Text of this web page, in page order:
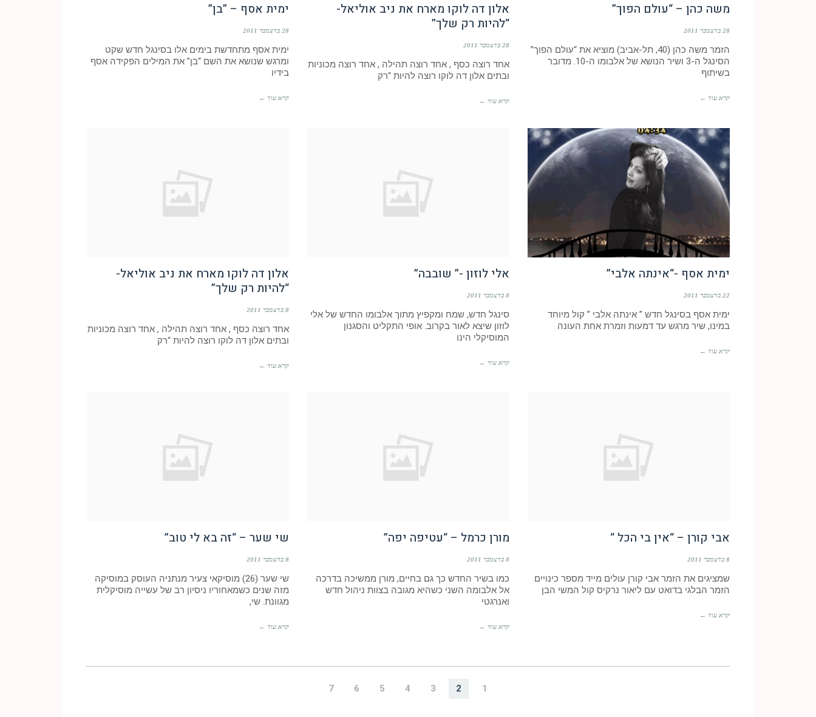
משה כהן – “עולם הפוך”
28 בדצמבר 2011
הזמר משה כהן (40, תל-אביב) מוציא את “עולם הפוך”
הסינגל ה-3 ושיר הנושא של אלבומו ה-10. מדובר
בשיתוף
קרא עוד ←
אלון דה לוקו מארח את ניב אוליאל-
“להיות רק שלך”
28 בדצמבר 2011
אחד רוצה כסף , אחד רוצה תהילה , אחד רוצה מכוניות
ובתים אלון דה לוקו רוצה להיות “רק
קרא עוד ←
ימית אסף – ”בן”
28 בדצמבר 2011
ימית אסף מתחדשת בימים אלו בסינגל חדש שקט
ומרגש שנושא את השם “בן” את המילים הפקידה אסף
בידיו
קרא עוד ←
ימית אסף -“אינתה אלבי”
22 בדצמבר 2011
ימית אסף בסינגל חדש ” אינתה אלבי ” קול מיוחד
במינו, שיר מרגש עד דמעות וזמרת אחת העונה
קרא עוד ←
אלי לוזון -” שובבה”
8 בדצמבר 2011
סינגל חדש, שמח ומקפיץ מתוך אלבומו החדש של אלי
לוזון שיצא לאור בקרוב. אופי התקליט והסגנון
המוסיקלי הינו
קרא עוד ←
אלון דה לוקו מארח את ניב אוליאל-
“להיות רק שלך”
8 בדצמבר 2011
אחד רוצה כסף , אחד רוצה תהילה , אחד רוצה מכוניות
ובתים אלון דה לוקו רוצה להיות “רק
קרא עוד ←
אבי קורן – “אין בי הכל “
8 בדצמבר 2011
שמציגים את הזמר אבי קורן עולים מייד מספר כינויים
הזמר הבלגי בדואט עם ליאור נרקיס קול המשי הבן
קרא עוד ←
מורן כרמל – “עטיפה יפה”
8 בדצמבר 2011
כמו בשיר החדש כך גם בחיים, מורן ממשיכה בדרכה
אל אלבומה השני כשהיא מגובה בצוות ניהול חדש
ואנרגטי
קרא עוד ←
שי שער – “זה בא לי טוב”
8 בדצמבר 2011
שי שער (26) מוסיקאי צעיר מנתניה העוסק במוסיקה
מזה שנים כשמאחוריו ניסיון רב של עשייה מוסיקלית
מגוונת. שי,
קרא עוד ←
1
2
3
4
5
6
7